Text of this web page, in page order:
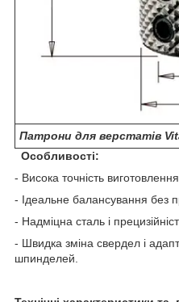
Патрони для верстатів
Особливості:
- Висока точність виготовлення
- Ідеальне балансування без
- Надміцна сталь і
- Швидка зміна свердел і
шпинделей.